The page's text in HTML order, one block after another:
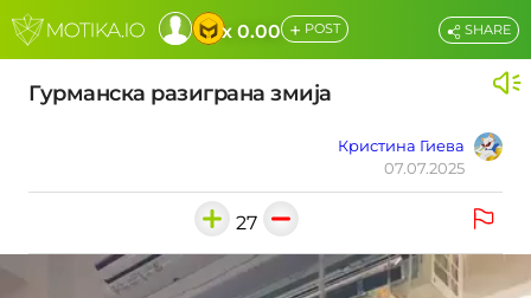
x 0.00 + POST
Гурманска разиграна змија
Кристина Гиева
07.07.2025
SHARE
27